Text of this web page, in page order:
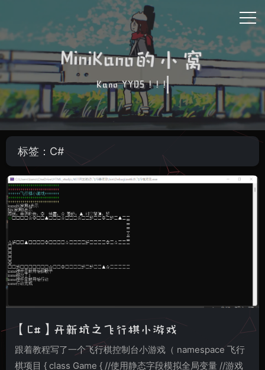
MiniKano的小窝
Kano YYDS ! ! !
标签：C#
【C#】开新坑之飞行棋小游戏
跟着教程写了一个飞行棋控制台小游戏（ namespace 飞行
棋项目 { class Game { //使用静态字段模拟全局变量 //游戏